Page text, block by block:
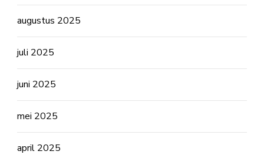
augustus 2025
juli 2025
juni 2025
mei 2025
april 2025